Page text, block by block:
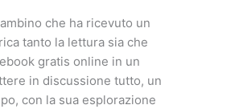
che ha ricevuto un
tanto la lettura sia che
gratis online in un
in discussione tutto, un
con la sua esplorazione